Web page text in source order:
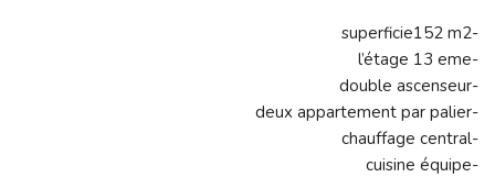
-superficie152 m2
-l’étage 13 eme
-double ascenseur
-deux appartement par palier
-chauffage central
-cuisine équipe